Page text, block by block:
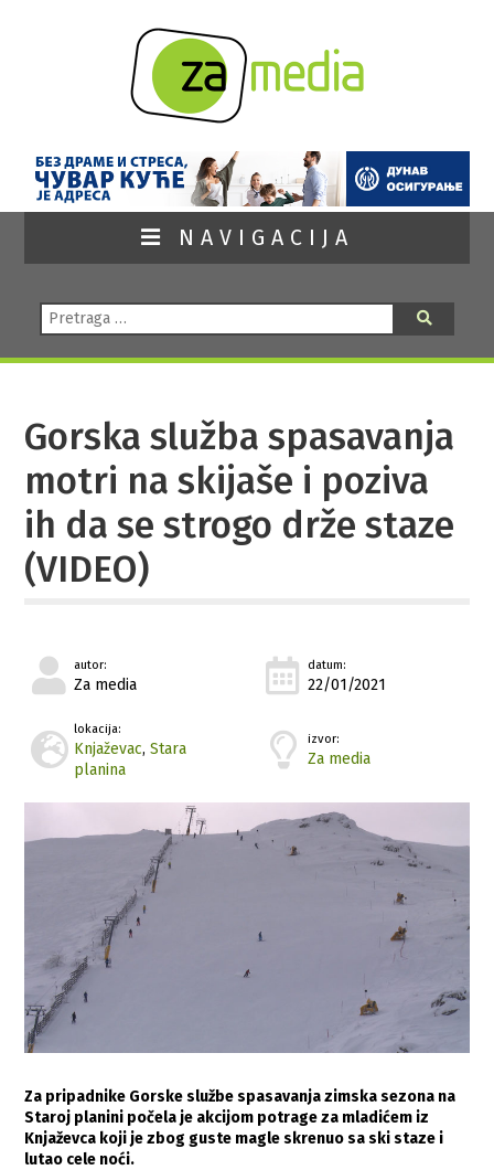
NAVIGACIJA
Pretraga:
Gorska služba spasavanja
motri na skijaše i poziva
ih da se strogo drže staze
(VIDEO)
autor:
Za media
datum:
22/01/2021
lokacija:
Knjaževac,Stara
planina
izvor:
Za media
Za pripadnike Gorske službe spasavanja zimska sezona na
Staroj planini počela je akcijom potrage za mladićem iz
Knjaževca koji je zbog guste magle skrenuo sa ski staze i
lutao cele noći.